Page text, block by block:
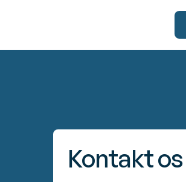
Kontakt